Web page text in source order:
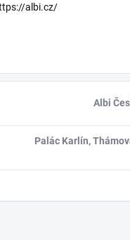
albi.cz/
Albi
Palác Karlín,